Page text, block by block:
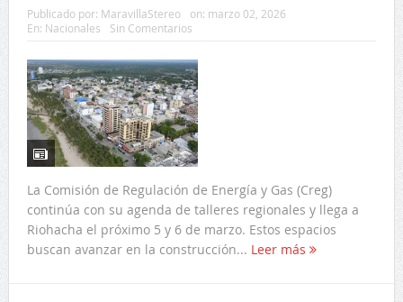
Publicado por: MaravillaStereo on: marzo 02, 2026
En: Nacionales Sin Comentarios
La Comisión de Regulación de Energía y Gas (Creg)
continúa con su agenda de talleres regionales y llega a
Riohacha el próximo 5 y 6 de marzo. Estos espacios
buscan avanzar en la construcción... Leer más